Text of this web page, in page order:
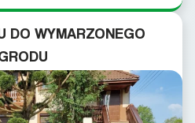
DO WYMARZONEGO